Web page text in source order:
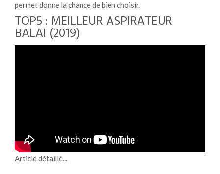
permet donne la chance de bien choisir.
TOP5 : MEILLEUR ASPIRATEUR
BALAI (2019)
Article détaillé...